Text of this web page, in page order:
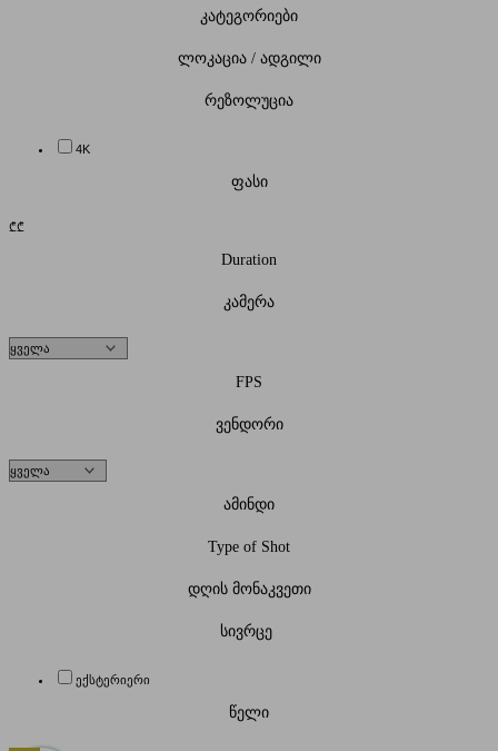
კატეგორიები
ლოკაცია / ადგილი
რეზოლუცია
4K
ფასი
₾₾
Duration
კამერა
FPS
ვენდორი
ამინდი
Type of Shot
დღის მონაკვეთი
სივრცე
ექსტერიერი
წელი